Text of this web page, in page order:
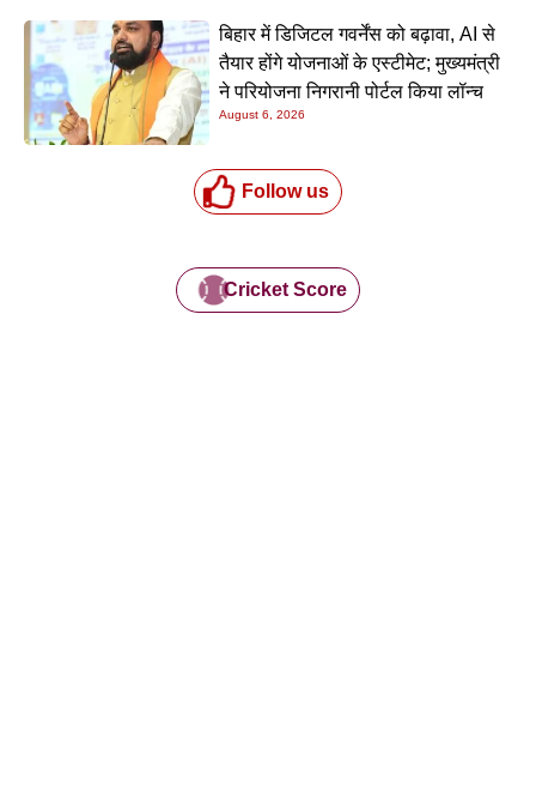
बिहार में डिजिटल गवर्नेंस को बढ़ावा, AI से
तैयार होंगे योजनाओं के एस्टीमेट; मुख्यमंत्री
ने परियोजना निगरानी पोर्टल किया लॉन्च
August 6, 2026
Follow us
Cricket Score